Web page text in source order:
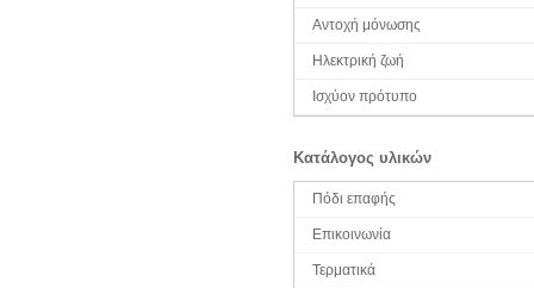
Αντοχή μόνωσης
Ηλεκτρική ζωή
Ισχύον πρότυπο
Κατάλογος υλικών
Πόδι επαφής
Επικοινωνία
Τερματικά